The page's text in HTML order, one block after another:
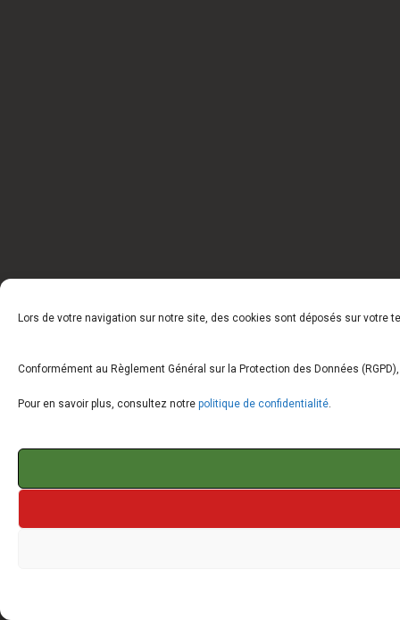
Lors de votre navigation sur notre site, des cookies sont déposés sur votre
Conformément au Règlement Général sur la Protection des Données
Pour en savoir plus, consultez notre politique de confidentialité.